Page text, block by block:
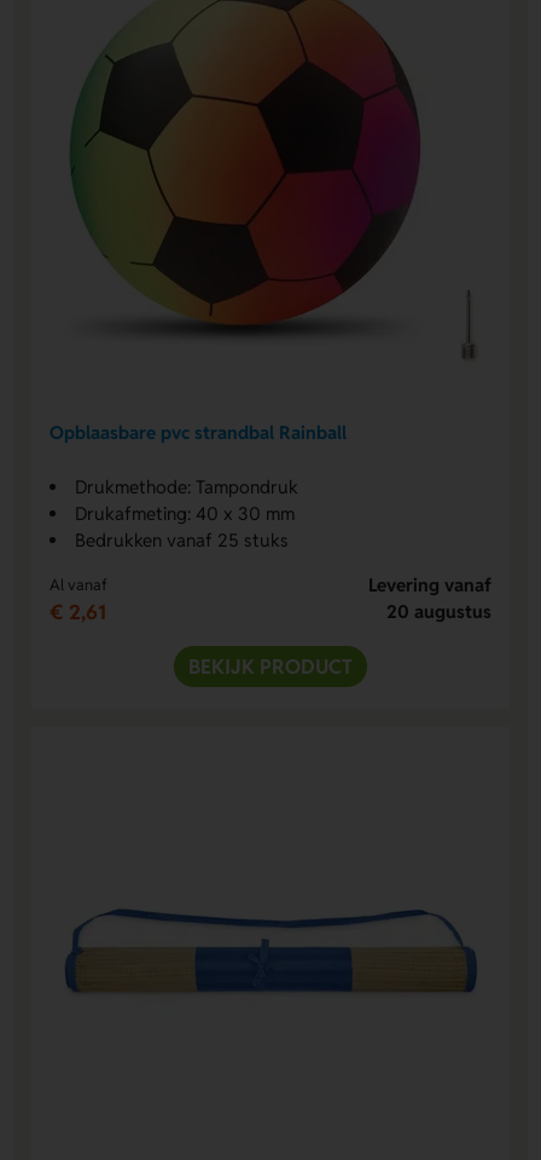
Opblaasbare pvc strandbal Rainball
Drukmethode: Tampondruk
Drukafmeting: 40 x 30 mm
Bedrukken vanaf 25 stuks
Al vanaf
€ 2,61
Levering vanaf
20 augustus
BEKIJK PRODUCT